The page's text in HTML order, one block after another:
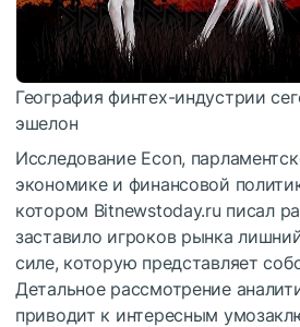
География финтех-индустрии
эшелон
Исследование Econ,
экономике и финансовой
котором Bitnewstoday.ru писал
заставило игроков рынка
силе, которую представляет
Детальное рассмотрение
приводит к интересным